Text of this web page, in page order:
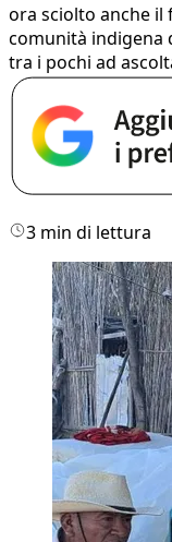
ora sciolto anche
comunità indigena
tra i pochi ad
3 min di lettura